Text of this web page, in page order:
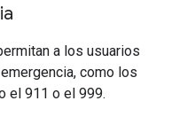
a los usuarios
como los
el 911 o el 999.